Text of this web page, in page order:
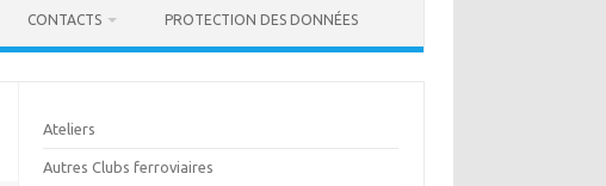
CONTACTS PROTECTION DES DONNÉES
Ateliers
Autres Clubs ferroviaires